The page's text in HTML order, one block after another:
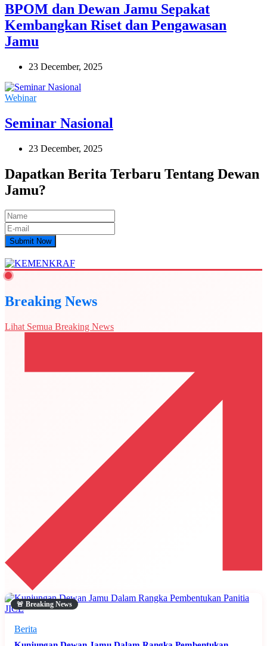
BPOM dan Dewan Jamu Sepakat
Kembangkan Riset dan Pengawasan
Jamu
23 December, 2025
Webinar
Seminar Nasional
23 December, 2025
Dapatkan Berita Terbaru Tentang Dewan
Jamu?
Submit Now
Breaking News
Lihat Semua Breaking News
🚨 Breaking News
Berita